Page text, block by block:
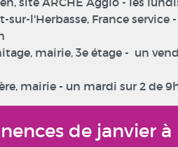
sur-l'Herbasse, France service
mairie, 3e étage - un
mairie - un mardi sur 2 de
de janvier à